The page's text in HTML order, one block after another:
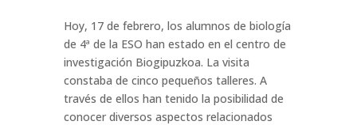
Hoy, 17 de febrero, los alumnos de biología
de 4ª de la ESO han estado en el centro de
investigación Biogipuzkoa. La visita
constaba de cinco pequeños talleres. A
través de ellos han tenido la posibilidad de
conocer diversos aspectos relacionados